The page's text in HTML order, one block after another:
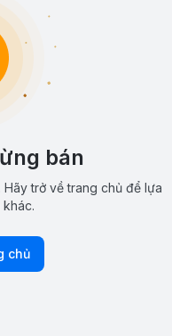
bán
trở về trang chủ để lựa
khác.
chủ